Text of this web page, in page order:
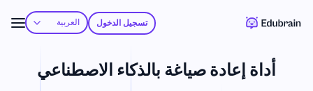
تسجيل الدخول العربية
أداة إعادة صياغة بالذكاء الاصطناعي